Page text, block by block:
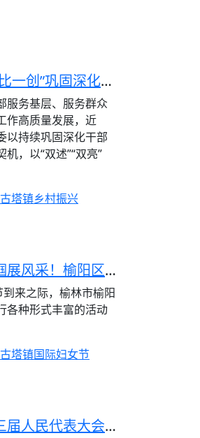
榆阳区古塔镇“四比一创”巩固深化干部作风集中整顿工作
服务基层、服务群众
作高质量发展，近
以持续巩固深化干部
，以“双述”“双亮”
塔镇乡村振兴
筑梦新时代，巾帼展风采！榆阳区古塔全镇庆“三八”活动丰富多彩
来之际，榆林市榆阳
各种形式丰富的活动
塔镇国际妇女节
榆阳区古塔镇第三届人民代表大会第一次会议胜利闭幕